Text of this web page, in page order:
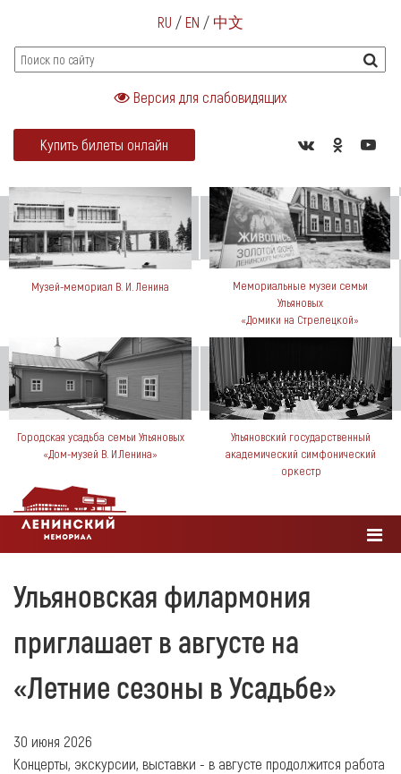
RU / EN / 中文
Версия для слабовидящих
Купить билеты онлайн
Музей-мемориал В. И. Ленина
Мемориальные музеи семьи
Ульяновых
«Домики на Стрелецкой»
Городская усадьба семьи Ульяновых
«Дом-музей В. И.Ленина»
Ульяновский государственный
академический симфонический
оркестр
Ульяновская филармония
приглашает в августе на
«Летние сезоны в Усадьбе»
30 июня 2026
Концерты, экскурсии, выставки - в августе продолжится работа